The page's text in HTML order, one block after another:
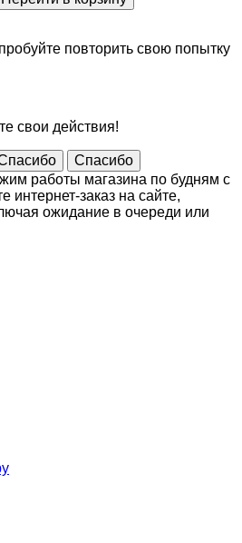
повторить свою попытку
свои действия!
Спасибо
работы магазина по будням с
заказ на сайте,
ожидание в очереди или